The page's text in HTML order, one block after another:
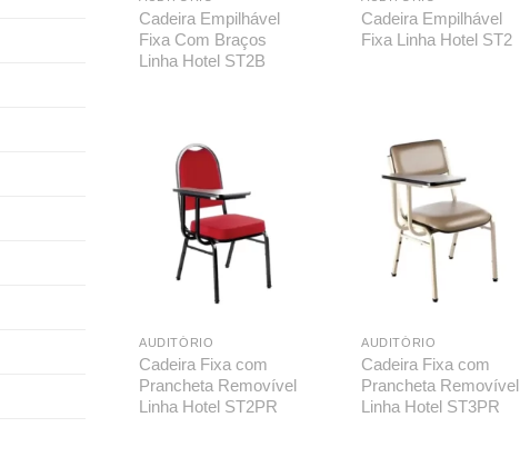
Cadeira Empilhável
Fixa Com Braços
Linha Hotel ST2B
Cadeira Empilhável
Fixa Linha Hotel ST2
AUDITÓRIO
Cadeira Fixa com
Prancheta Removível
Linha Hotel ST2PR
AUDITÓRIO
Cadeira Fixa com
Prancheta Removível
Linha Hotel ST3PR